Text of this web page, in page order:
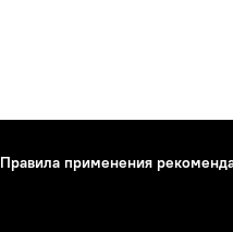
Правила применения